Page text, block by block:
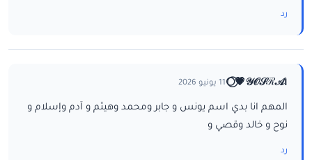
رد
ا𝒴𝒪𝒮ℛ𝒜💗⃝🌕 11 يونيو 2026
المهم انا بدي اسم يونس و جابر ومحمد وهيثم و آدم وإسلام و
نوح و خالد وقصي و
رد